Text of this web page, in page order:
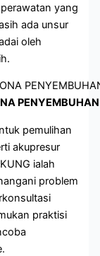
yang
ada unsur
oleh
pemulihan
akupresur
ialah
problem
praktisi